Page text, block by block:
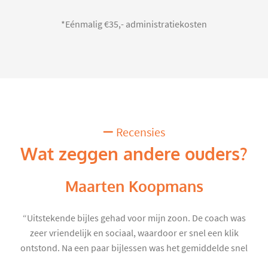
*Eénmalig €35,- administratiekosten
Recensies
Wat zeggen andere ouders?
Maarten Koopmans
“Uitstekende bijles gehad voor mijn zoon. De coach was
zeer vriendelijk en sociaal, waardoor er snel een klik
ontstond. Na een paar bijlessen was het gemiddelde snel